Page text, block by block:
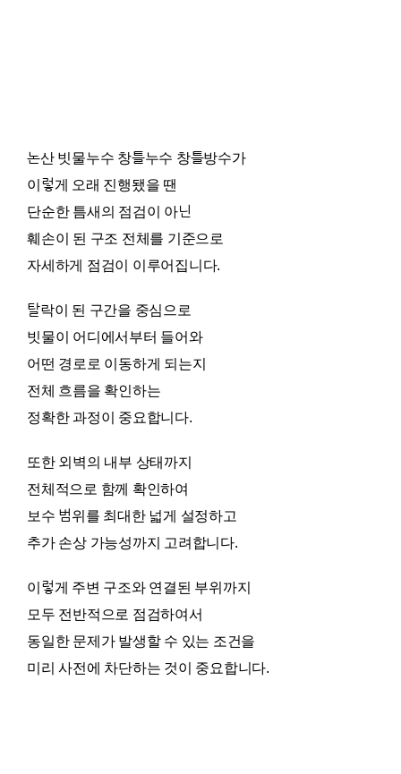
논산 빗물누수 창틀누수 창틀방수가
이렇게 오래 진행됐을 땐
단순한 틈새의 점검이 아닌
훼손이 된 구조 전체를 기준으로
자세하게 점검이 이루어집니다.
탈락이 된 구간을 중심으로
빗물이 어디에서부터 들어와
어떤 경로로 이동하게 되는지
전체 흐름을 확인하는
정확한 과정이 중요합니다.
또한 외벽의 내부 상태까지
전체적으로 함께 확인하여
보수 범위를 최대한 넓게 설정하고
추가 손상 가능성까지 고려합니다.
이렇게 주변 구조와 연결된 부위까지
모두 전반적으로 점검하여서
동일한 문제가 발생할 수 있는 조건을
미리 사전에 차단하는 것이 중요합니다.